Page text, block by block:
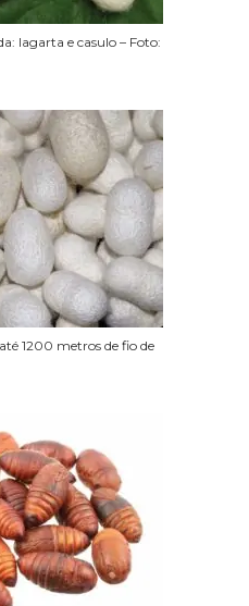
lagarta e casulo – Foto:
1200 metros de fio de